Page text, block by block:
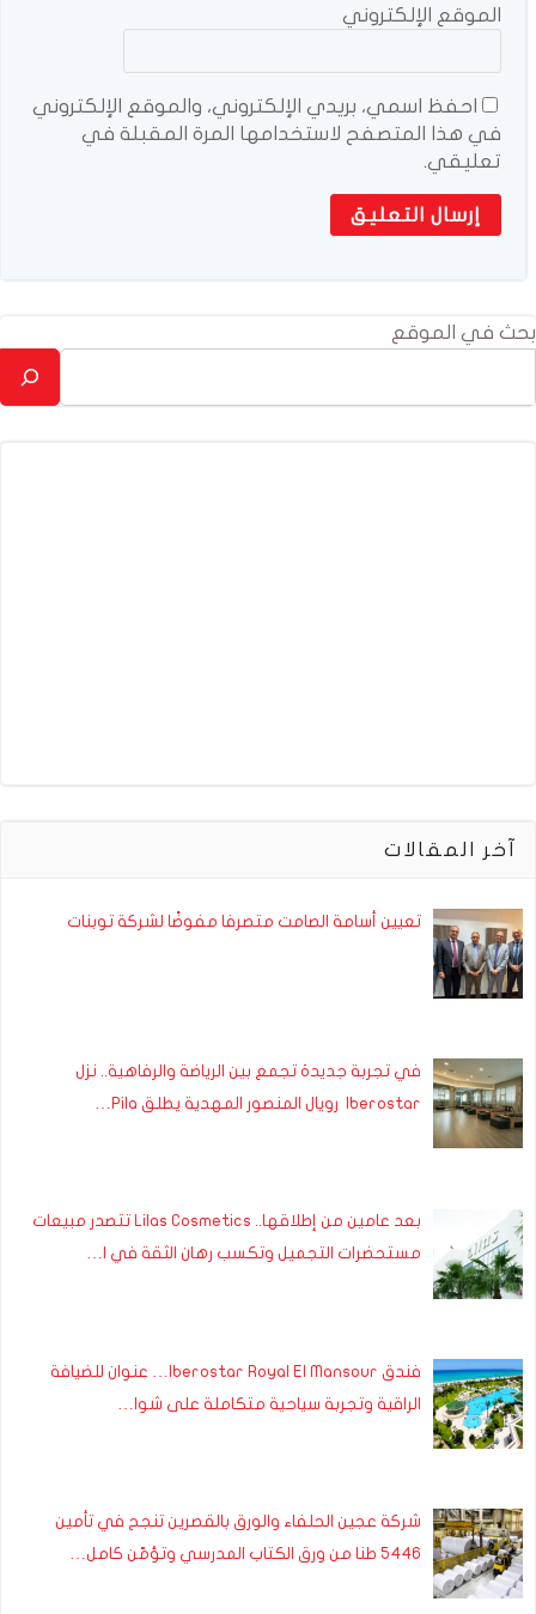
الموقع الإلكتروني
احفظ اسمي، بريدي الإلكتروني، والموقع الإلكتروني
في هذا المتصفح لاستخدامها المرة المقبلة في
تعليقي.
بحث في الموقع
آخر المقالات
تعيين أسامة الصامت متصرفا مفوضًا لشركة توبنات
في تجربة جديدة تجمع بين الرياضة والرفاهية.. نزل
Iberostar رويال المنصور المهدية يطلق Pila…
بعد عامين من إطلاقها.. Lilas Cosmetics تتصدر مبيعات
مستحضرات التجميل وتكسب رهان الثقة في ا…
فندق Iberostar Royal El Mansour… عنوان للضيافة
الراقية وتجربة سياحية متكاملة على شوا…
شركة عجين الحلفاء والورق بالقصرين تنجح في تأمين
5446 طنا من ورق الكتاب المدرسي وتؤمّن كامل…